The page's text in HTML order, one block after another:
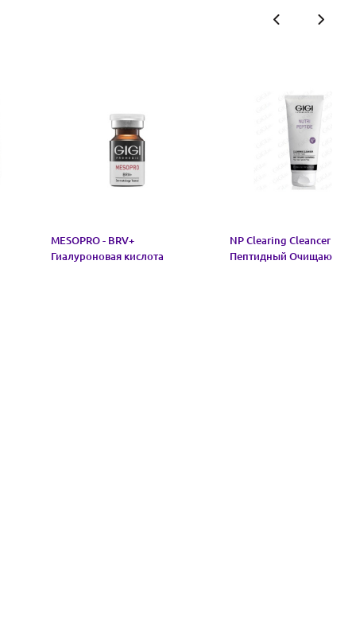
MESOPRO - BRV+
Гиалуроновая кислота
NP Clearing Cleancer –
Пептидный Очищающий